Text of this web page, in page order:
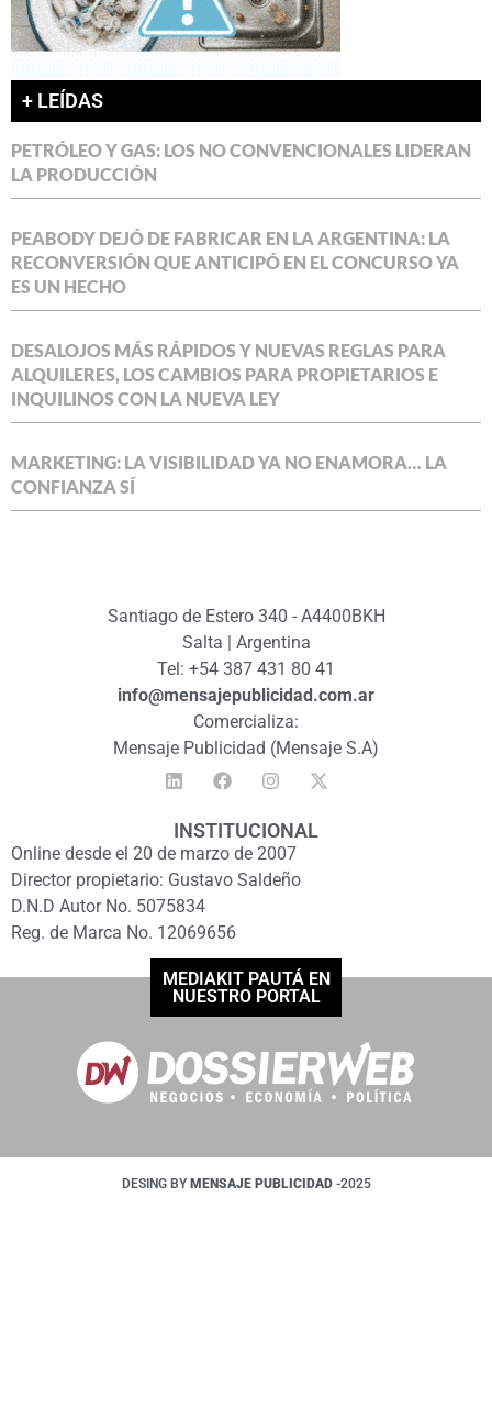
+ LEÍDAS
PETRÓLEO Y GAS: LOS NO CONVENCIONALES LIDERAN
LA PRODUCCIÓN
PEABODY DEJÓ DE FABRICAR EN LA ARGENTINA: LA
RECONVERSIÓN QUE ANTICIPÓ EN EL CONCURSO YA
ES UN HECHO
DESALOJOS MÁS RÁPIDOS Y NUEVAS REGLAS PARA
ALQUILERES, LOS CAMBIOS PARA PROPIETARIOS E
INQUILINOS CON LA NUEVA LEY
MARKETING: LA VISIBILIDAD YA NO ENAMORA… LA
CONFIANZA SÍ
Santiago de Estero 340 - A4400BKH
Salta | Argentina
Tel: +54 387 431 80 41
info@mensajepublicidad.com.ar
Comercializa:
Mensaje Publicidad (Mensaje S.A)
INSTITUCIONAL
Online desde el 20 de marzo de 2007
Director propietario: Gustavo Saldeño
D.N.D Autor No. 5075834
Reg. de Marca No. 12069656
MEDIAKIT PAUTÁ EN
NUESTRO PORTAL
DESING BY MENSAJE PUBLICIDAD -2025